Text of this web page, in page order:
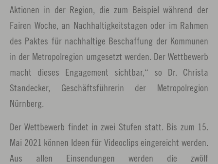
Aktionen in der Region, die zum Beispiel während der
Fairen Woche, an Nachhaltigkeitstagen oder im Rahmen
des Paktes für nachhaltige Beschaffung der Kommunen
in der Metropolregion umgesetzt werden. Der Wettbewerb
macht dieses Engagement sichtbar,“ so Dr. Christa
Standecker, Geschäftsführerin der Metropolregion
Nürnberg.
Der Wettbewerb findet in zwei Stufen statt. Bis zum 15.
Mai 2021 können Ideen für Videoclips eingereicht werden.
Aus allen Einsendungen werden die zwölf